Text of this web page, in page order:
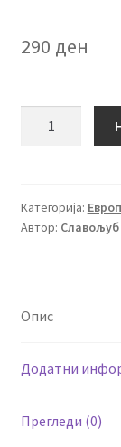
290 ден
Категорија:
Автор:
Опис
Додатни
Прегледи (0)